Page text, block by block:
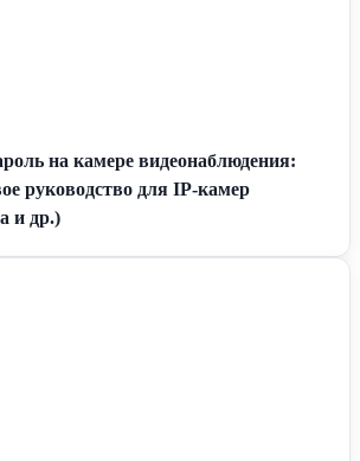
на камере видеонаблюдения:
руководство для IP-камер
и др.)